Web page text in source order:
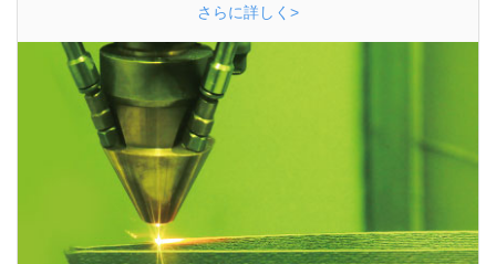
さらに詳しく>